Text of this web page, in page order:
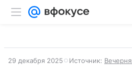
29 декабря 2025 Источник: